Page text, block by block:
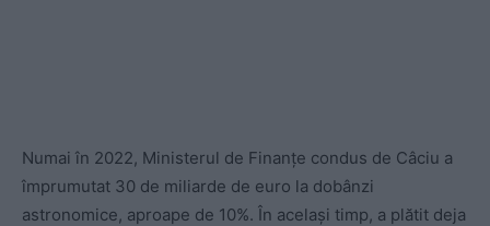
Numai în 2022, Ministerul de Finanțe condus de Câciu a
împrumutat 30 de miliarde de euro la dobânzi
astronomice, aproape de 10%. În același timp, a plătit deja